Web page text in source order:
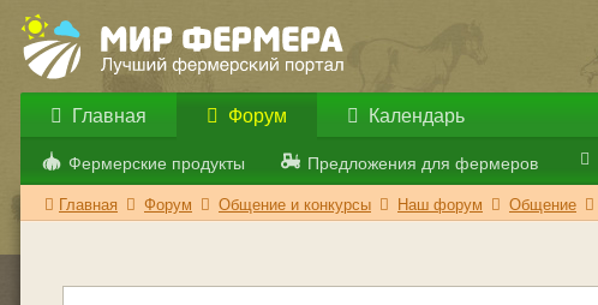
Главная Форум
Фермерские продукты Предложения для фермеров
Календарь
Главная Форум Общение и конкурсы Наш форум Общение